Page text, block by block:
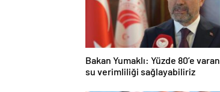
Bakan Yumaklı: Yüzde 80’e varan
su verimliliği sağlayabiliriz